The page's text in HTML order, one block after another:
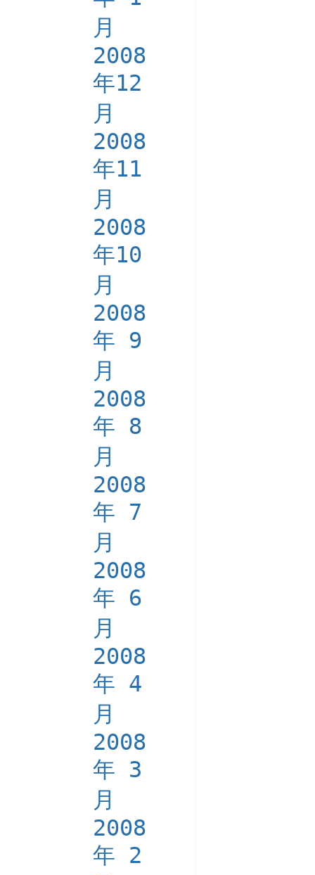
月
2008
年12
月
2008
年11
月
2008
年10
月
2008
年 9
月
2008
年 8
月
2008
年 7
月
2008
年 6
月
2008
年 4
月
2008
年 3
月
2008
年 2